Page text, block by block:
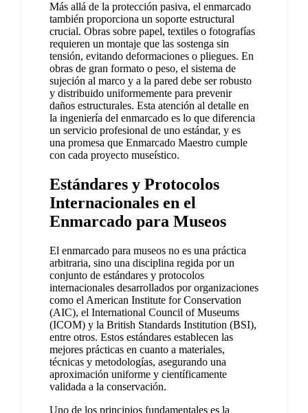
Más allá de la protección pasiva, el enmarcado
también proporciona un soporte estructural
crucial. Obras sobre papel, textiles o fotografías
requieren un montaje que las sostenga sin
tensión, evitando deformaciones o pliegues. En
obras de gran formato o peso, el sistema de
sujeción al marco y a la pared debe ser robusto
y distribuido uniformemente para prevenir
daños estructurales. Esta atención al detalle en
la ingeniería del enmarcado es lo que diferencia
un servicio profesional de uno estándar, y es
una promesa que Enmarcado Maestro cumple
con cada proyecto museístico.
Estándares y Protocolos
Internacionales en el
Enmarcado para Museos
El enmarcado para museos no es una práctica
arbitraria, sino una disciplina regida por un
conjunto de estándares y protocolos
internacionales desarrollados por organizaciones
como el American Institute for Conservation
(AIC), el International Council of Museums
(ICOM) y la British Standards Institution (BSI),
entre otros. Estos estándares establecen las
mejores prácticas en cuanto a materiales,
técnicas y metodologías, asegurando una
aproximación uniforme y científicamente
validada a la conservación.
Uno de los principios fundamentales es la